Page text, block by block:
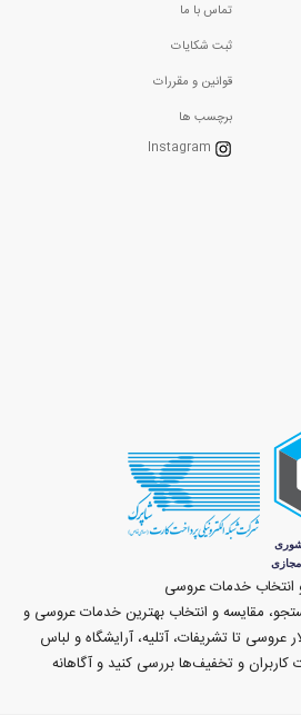
تماس با ما
ثبت شکایات
قوانین و مقررات
برچسب ها
Instagram
انتخاب خدمات عروسی
مقایسه و انتخاب بهترین خدمات عروسی و
عروسی تا تشریفات، آتلیه، آرایشگاه و لباس
کاربران و تخفیف‌ها بررسی کنید و آگاهانه